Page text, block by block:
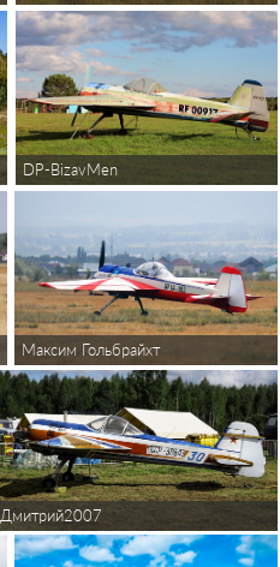
DP-BizavMen
Максим Гольбрайхт
Дмитрий2007